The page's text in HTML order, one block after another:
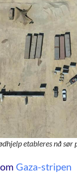
etableres nå sør
Gaza-stripen